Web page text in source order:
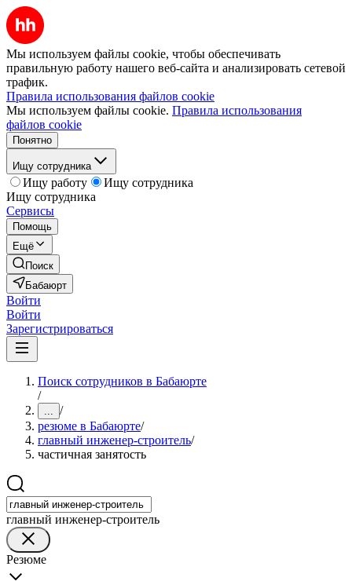
Мы используем файлы cookie, чтобы обеспечивать
правильную работу нашего веб-сайта и анализировать сетевой
трафик.
Правила использования файлов cookie
Мы используем файлы cookie. Правила использования
файлов cookie
Понятно
Ищу сотрудника
Ищу работу
Ищу сотрудника
Ищу сотрудника
Сервисы
Помощь
Ещё
Поиск
Бабаюрт
Войти
Войти
Зарегистрироваться
Поиск сотрудников в Бабаюрте
/
... /
резюме в Бабаюрте/
главный инженер-строитель/
частичная занятость
главный инженер-строитель
Резюме